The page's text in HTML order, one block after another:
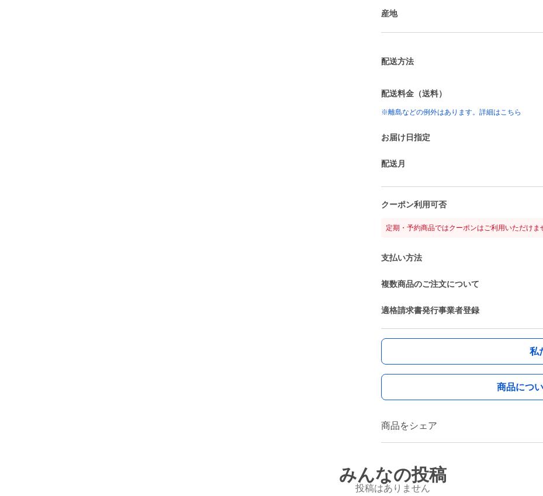
産地
配送方法
配送料金（送料）
※離島などの例外はあります。詳細はこちら
お届け日指定
配送月
クーポン利用可否
定期・予約商品ではクーポンはご利用いただけま
支払い方法
複数商品のご注文について
適格請求書発行事業者登録
私
商品につ
商品をシェア
みんなの投稿
投稿はありません